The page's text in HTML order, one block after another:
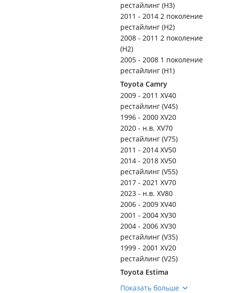
рестайлинг (H3)
2011 - 2014 2 поколение
рестайлинг (H2)
2008 - 2011 2 поколение
(H2)
2005 - 2008 1 поколение
рестайлинг (H1)
Toyota Camry
2009 - 2011 XV40
рестайлинг (V45)
1996 - 2000 XV20
2020 - н.в. XV70
рестайлинг (V75)
2011 - 2014 XV50
2014 - 2018 XV50
рестайлинг (V55)
2017 - 2021 XV70
2023 - н.в. XV80
2006 - 2009 XV40
2001 - 2004 XV30
2004 - 2006 XV30
рестайлинг (V35)
1999 - 2001 XV20
рестайлинг (V25)
Toyota Estima
2008 - 2012 3 поколение
Показать больше